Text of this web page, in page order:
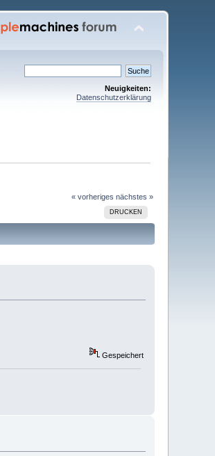
Neuigkeiten:
Datenschutzerklärung
« vorheriges nächstes »
DRUCKEN
Gespeichert